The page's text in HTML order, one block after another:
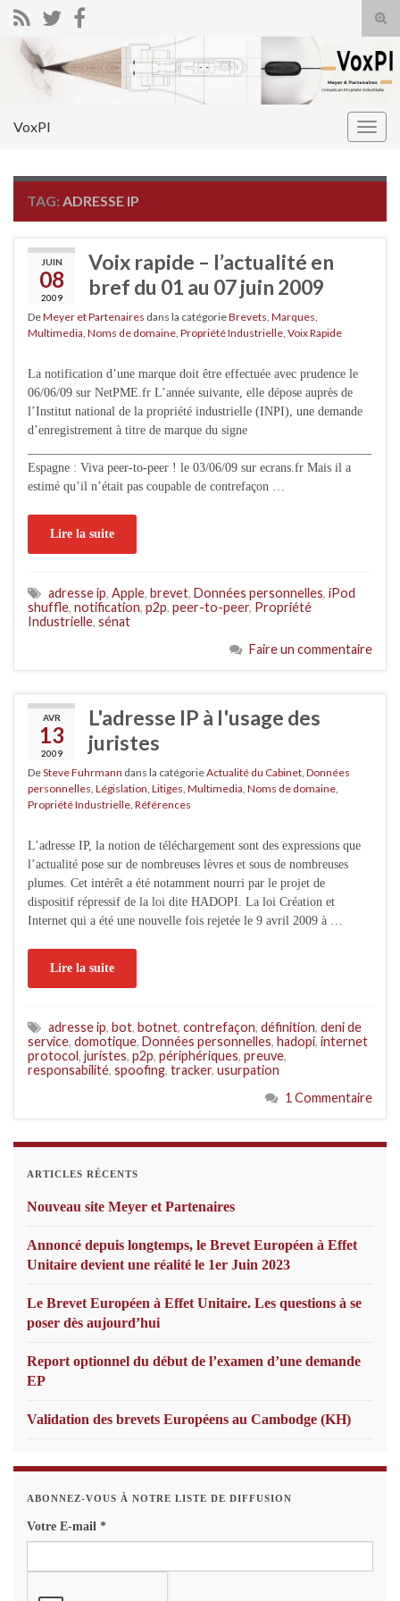
Search for:
VoxPI
TAG: ADRESSE IP
JUIN
08
2009
Voix rapide – l’actualité en
bref du 01 au 07 juin 2009
DeMeyer et Partenaires dans la catégorieBrevets Marques
Multimedia Noms de domaine Propriété Industrielle Voix Rapide
La notification d’une marque doit être effectuée avec prudence le
06/06/09 sur NetPME.fr L’année suivante, elle dépose auprès de
l’Institut national de la propriété industrielle (INPI), une demande
d’enregistrement à titre de marque du signe
Espagne : Viva peer-to-peer ! le 03/06/09 sur ecrans.fr Mais il a
estimé qu’il n’était pas coupable de contrefaçon …
Lire la suite
adresse ip, Apple, brevet, Données personnelles, iPod
shuffle, notification, p2p, peer-to-peer, Propriété
Industrielle, sénat
Faire un commentaire
AVR
13
2009
L'adresse IP à l'usage des
juristes
DeSteve Fuhrmann dans la catégorieActualité du Cabinet Données
personnelles Législation Litiges Multimedia Noms de domaine
Propriété Industrielle Références
L’adresse IP, la notion de téléchargement sont des expressions que
l’actualité pose sur de nombreuses lèvres et sous de nombreuses
plumes. Cet intérêt a été notamment nourri par le projet de
dispositif répressif de la loi dite HADOPI. La loi Création et
Internet qui a été une nouvelle fois rejetée le 9 avril 2009 à …
Lire la suite
adresse ip, bot, botnet, contrefaçon, définition, deni de
service, domotique, Données personnelles, hadopi, internet
protocol, juristes, p2p, périphériques, preuve,
responsabilité, spoofing, tracker, usurpation
1 Commentaire
ARTICLES RÉCENTS
Nouveau site Meyer et Partenaires
Annoncé depuis longtemps, le Brevet Européen à Effet
Unitaire devient une réalité le 1er Juin 2023
Le Brevet Européen à Effet Unitaire. Les questions à se
poser dès aujourd’hui
Report optionnel du début de l’examen d’une demande
EP
Validation des brevets Européens au Cambodge (KH)
ABONNEZ-VOUS À NOTRE LISTE DE DIFFUSION
Votre E-mail *